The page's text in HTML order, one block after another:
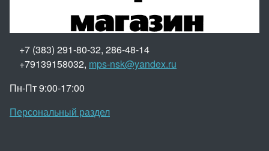
+7 (383) 291-80-32, 286-48-14
+79139158032, mps-nsk@yandex.ru
Пн-Пт 9:00-17:00
Персональный раздел